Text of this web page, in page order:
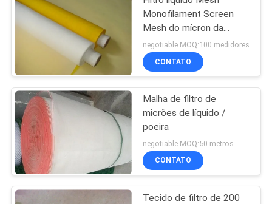
Monofilament Screen
Mesh do mícron da
filtragem para 20 - 420
mícrons
negotiable MOQ:100 medidores
CONTATO
Malha de filtro de
micrões de líquido /
poeira
negotiable MOQ:50 metros
CONTATO
Tecido de filtro de 200